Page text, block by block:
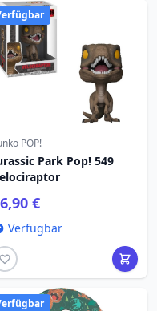
POP!
Park Pop! 549
€
Verfügbar